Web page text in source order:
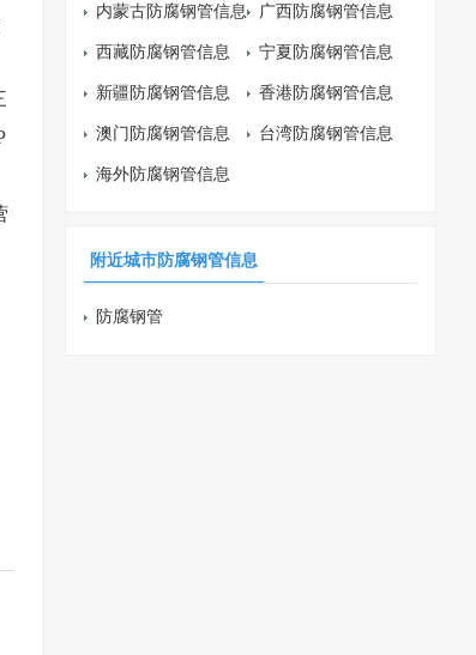
内蒙古防腐钢管信息 广西防腐钢管信息
西藏防腐钢管信息 宁夏防腐钢管信息
新疆防腐钢管信息 香港防腐钢管信息
澳门防腐钢管信息 台湾防腐钢管信息
海外防腐钢管信息
附近城市防腐钢管信息
防腐钢管